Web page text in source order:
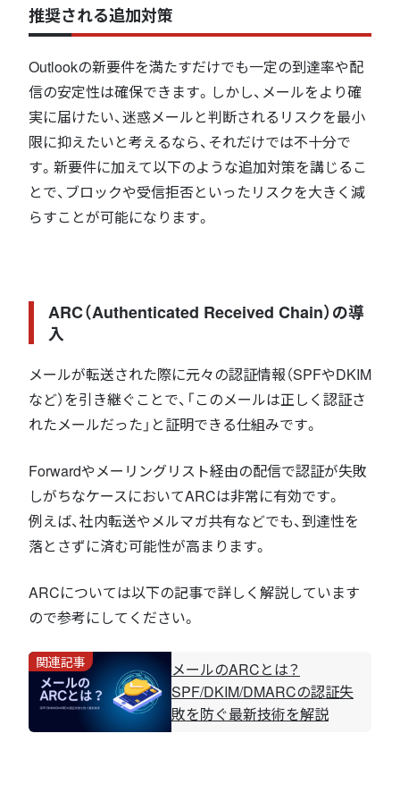
推奨される追加対策
Outlookの新要件を満たすだけでも一定の到達率や配
信の安定性は確保できます。しかし、メールをより確
実に届けたい、迷惑メールと判断されるリスクを最小
限に抑えたいと考えるなら、それだけでは不十分で
す。新要件に加えて以下のような追加対策を講じるこ
とで、ブロックや受信拒否といったリスクを大きく減
らすことが可能になります。
ARC（Authenticated Received Chain）の導
入
メールが転送された際に元々の認証情報（SPFやDKIM
など）を引き継ぐことで、「このメールは正しく認証さ
れたメールだった」と証明できる仕組みです。
Forwardやメーリングリスト経由の配信で認証が失敗
しがちなケースにおいてARCは非常に有効です。
例えば、社内転送やメルマガ共有などでも、到達性を
落とさずに済む可能性が高まります。
ARCについては以下の記事で詳しく解説しています
ので参考にしてください。
関連記事
メールのARCとは？
SPF/DKIM/DMARCの認証失
敗を防ぐ最新技術を解説